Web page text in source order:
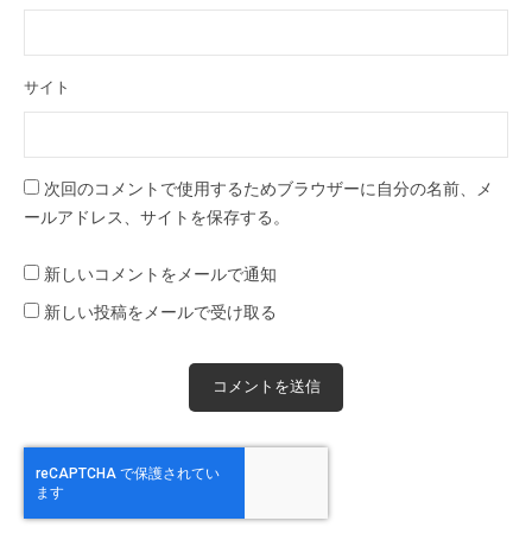
サイト
次回のコメントで使用するためブラウザーに自分の名前、メ
ールアドレス、サイトを保存する。
新しいコメントをメールで通知
新しい投稿をメールで受け取る